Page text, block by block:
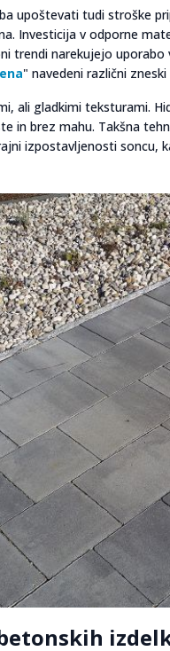
upoštevati tudi stroške
Investicija v odporne
trendi narekujejo
" navedeni različni
ali gladkimi teksturami.
in brez mahu. Takšna
izpostavljenosti soncu,